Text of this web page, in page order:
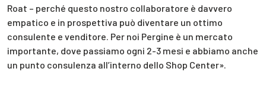
Roat – perché questo nostro collaboratore è davvero
empatico e in prospettiva può diventare un ottimo
consulente e venditore. Per noi Pergine è un mercato
importante, dove passiamo ogni 2-3 mesi e abbiamo anche
un punto consulenza all’interno dello Shop Center».